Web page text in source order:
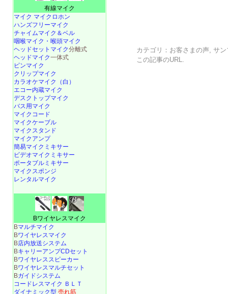
カテゴリ： お客さまの声,サン
この記事のURL.
有線マイク
マイク マイクロホン
ハンズフリーマイク
チャイムマイク＆ベル
咽喉マイク・喉頭マイク
ヘッドセットマイク分離式
ヘッドマイク一体式
ピンマイク
クリップマイク
カラオケマイク（白）
エコー内蔵マイク
デスクトップマイク
バス用マイク
マイクコード
マイクケーブル
マイクスタンド
マイクアンプ
簡易マイクミキサー
ビデオマイクミキサー
ポータブルミキサー
マイクスポンジ
レンタルマイク
Bワイヤレスマイク
Bマルチマイク
Bワイヤレスマイク
B店内放送システム
BキャリーアンプCDセット
Bワイヤレススピーカー
Bワイヤレスマルチセット
Bガイドシステム
コードレスマイク ＢＬＴ
ダイナミック型 売れ筋